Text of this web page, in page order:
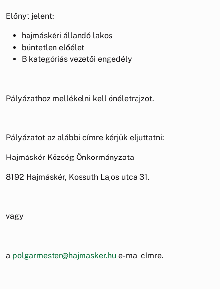
Előnyt jelent:
hajmáskéri állandó lakos
büntetlen előélet
B kategóriás vezetői engedély
Pályázathoz mellékelni kell önéletrajzot.
Pályázatot az alábbi címre kérjük eljuttatni:
Hajmáskér Község Önkormányzata
8192 Hajmáskér, Kossuth Lajos utca 31.
vagy
a polgarmester@hajmasker.hu e-mai címre.